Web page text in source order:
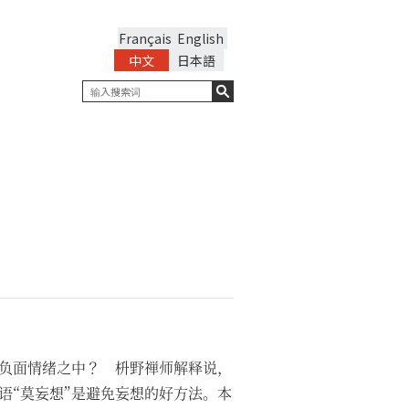
English
Français
日本語
中文
面情绪之中？ 枡野禅师解释说，
“莫妄想”是避免妄想的好方法。本